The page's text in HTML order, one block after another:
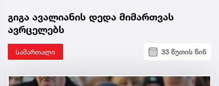
გიგა ავალიანის დედა მიმართვას
ავრცელებს
სამართალი 33 წუთის წინ